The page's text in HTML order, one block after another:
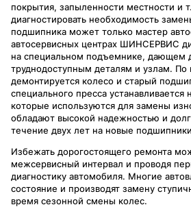
покрытия, запыленности местности и
диагностировать необходимость
подшипника может только мастер
автосервисных центрах ШИНСЕРВИС
на специальном подъемнике, дающем
труднодоступным деталям и узлам. По
демонтируется колесо и старый
специального пресса устанавливается
которые используются для замены
обладают высокой надежностью и
течение двух лет на новые
Избежать дорогостоящего ремонта
межсервисный интервал и проводя
диагностику автомобиля. Многие
состояние и производят замену
время сезонной смены колес.